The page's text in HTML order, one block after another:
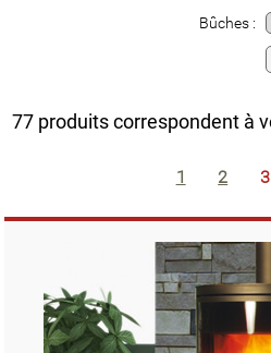
Bûches :
77 produits correspondent à
1 2 3